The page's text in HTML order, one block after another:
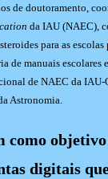
de doutoramento,
da IAU (NAEC),
para as
de manuais escolares
de NAEC da IAU-
Astronomia.
como
digitais